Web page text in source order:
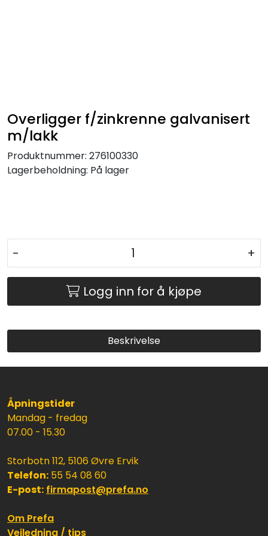
Overligger f/zinkrenne galvanisert
m/lakk
Produktnummer: 276100330
Lagerbeholdning: På lager
- +
Logg inn for å kjøpe
Beskrivelse
Åpningstider
Mandag - fredag
07.00 - 15.30
Storbotn 112, 5106 Øvre Ervik
Telefon: 55 54 08 60
E-post: firmapost@prefa.no
Om Prefa
Veiledning / tips